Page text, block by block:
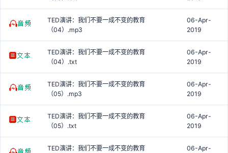
TED演讲：我们不要一成不变的教育
（04）.mp3
06-Apr-
2019
TED演讲：我们不要一成不变的教育
（04）.txt
06-Apr-
2019
TED演讲：我们不要一成不变的教育
（05）.mp3
06-Apr-
2019
TED演讲：我们不要一成不变的教育
（05）.txt
06-Apr-
2019
TED演讲：我们不要一成不变的教育
06-Apr-